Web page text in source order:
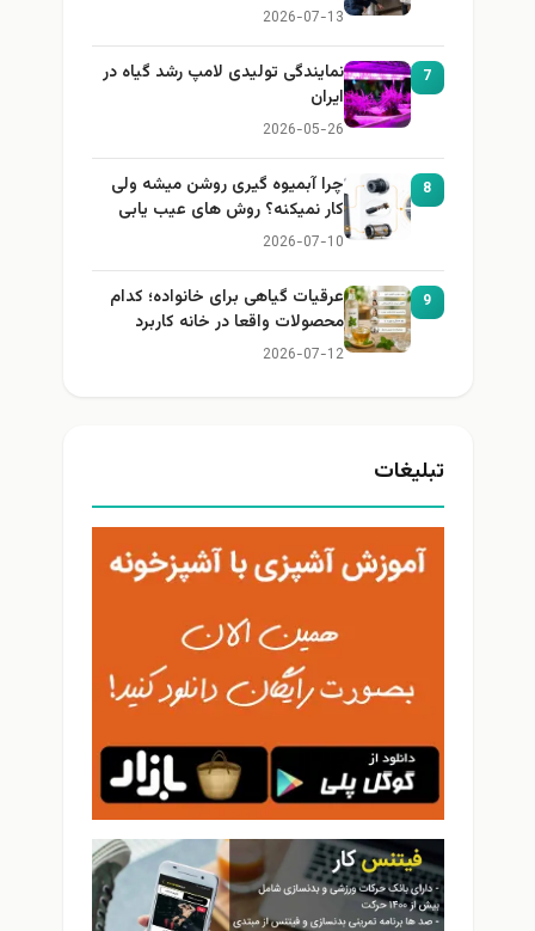
2026-07-13
7
نمایندگی تولیدی لامپ رشد گیاه در
ایران
2026-05-26
8
چرا آبمیوه گیری روشن میشه ولی
کار نمیکنه؟ روش های عیب یابی
2026-07-10
9
عرقیات گیاهی برای خانواده؛ کدام
محصولات واقعا در خانه کاربرد
دارند؟
2026-07-12
تبلیغات